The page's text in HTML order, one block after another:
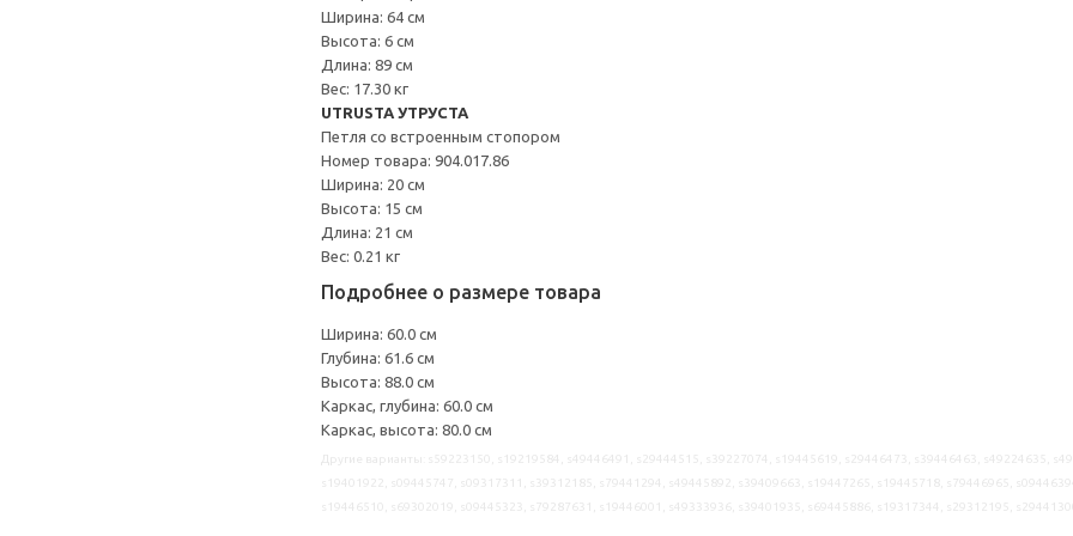
Ширина: 64 см
Высота: 6 см
Длина: 89 см
Вес: 17.30 кг
UTRUSTA УТРУСТА
Петля со встроенным стопором
Номер товара: 904.017.86
Ширина: 20 см
Высота: 15 см
Длина: 21 см
Вес: 0.21 кг
Подробнее о размере товара
Ширина: 60.0 см
Глубина: 61.6 см
Высота: 88.0 см
Каркас, глубина: 60.0 см
Каркас, высота: 80.0 см